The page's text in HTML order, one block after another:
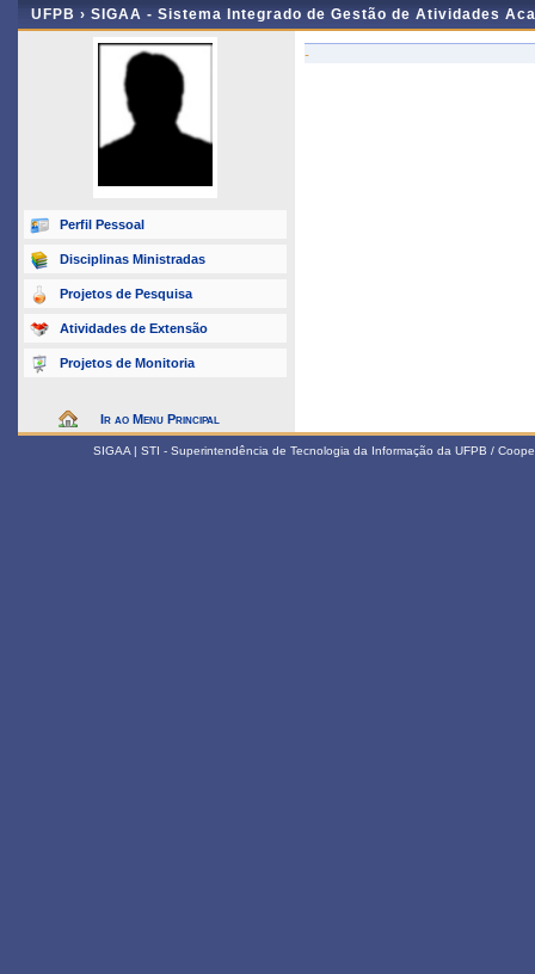
UFPB › SIGAA - Sistema Integrado de Gestão de Atividades
Perfil Pessoal
Disciplinas Ministradas
Projetos de Pesquisa
Atividades de Extensão
Projetos de Monitoria
Ir ao Menu Principal
-
SIGAA | STI - Superintendência de Tecnologia da Informação da UFPB /